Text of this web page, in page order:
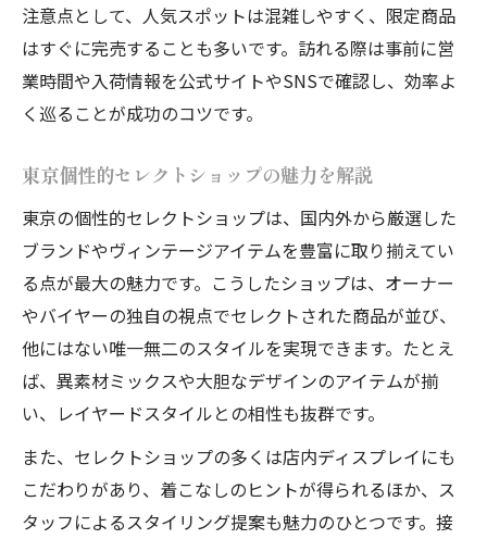
注意点として、人気スポットは混雑しやすく、限定商品
はすぐに完売することも多いです。訪れる際は事前に営
業時間や入荷情報を公式サイトやSNSで確認し、効率よ
く巡ることが成功のコツです。
東京個性的セレクトショップの魅力を解説
東京の個性的セレクトショップは、国内外から厳選した
ブランドやヴィンテージアイテムを豊富に取り揃えてい
る点が最大の魅力です。こうしたショップは、オーナー
やバイヤーの独自の視点でセレクトされた商品が並び、
他にはない唯一無二のスタイルを実現できます。たとえ
ば、異素材ミックスや大胆なデザインのアイテムが揃
い、レイヤードスタイルとの相性も抜群です。
また、セレクトショップの多くは店内ディスプレイにも
こだわりがあり、着こなしのヒントが得られるほか、ス
タッフによるスタイリング提案も魅力のひとつです。接